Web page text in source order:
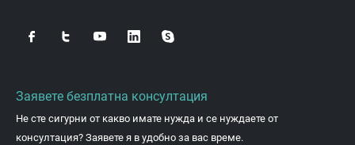
Заявете безплатна консултация
Не сте сигурни от какво имате нужда и се нуждаете от
консултация? Заявете я в удобно за вас време.